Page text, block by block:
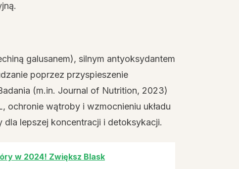
galusanem), silnym antyoksydantem
poprzez przyspieszenie
(m.in. Journal of Nutrition, 2023)
ochronie wątroby i wzmocnieniu układu
lepszej koncentracji i detoksykacji.
w 2024! Zwiększ Blask